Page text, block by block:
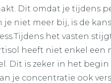
Dit omdat je tijdens
je niet meer bij, is de
het vasten
heeft niet enkel een
Dit is zeker in het begin
je concentratie ook